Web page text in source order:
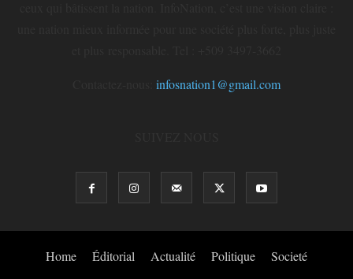
infosnation1@gmail.com
Home Éditorial Actualité Politique
Societé